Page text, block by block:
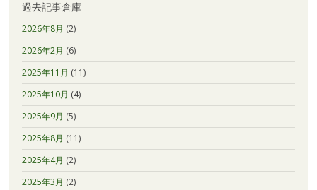
過去記事倉庫
2026年8月 (2)
2026年2月 (6)
2025年11月 (11)
2025年10月 (4)
2025年9月 (5)
2025年8月 (11)
2025年4月 (2)
2025年3月 (2)